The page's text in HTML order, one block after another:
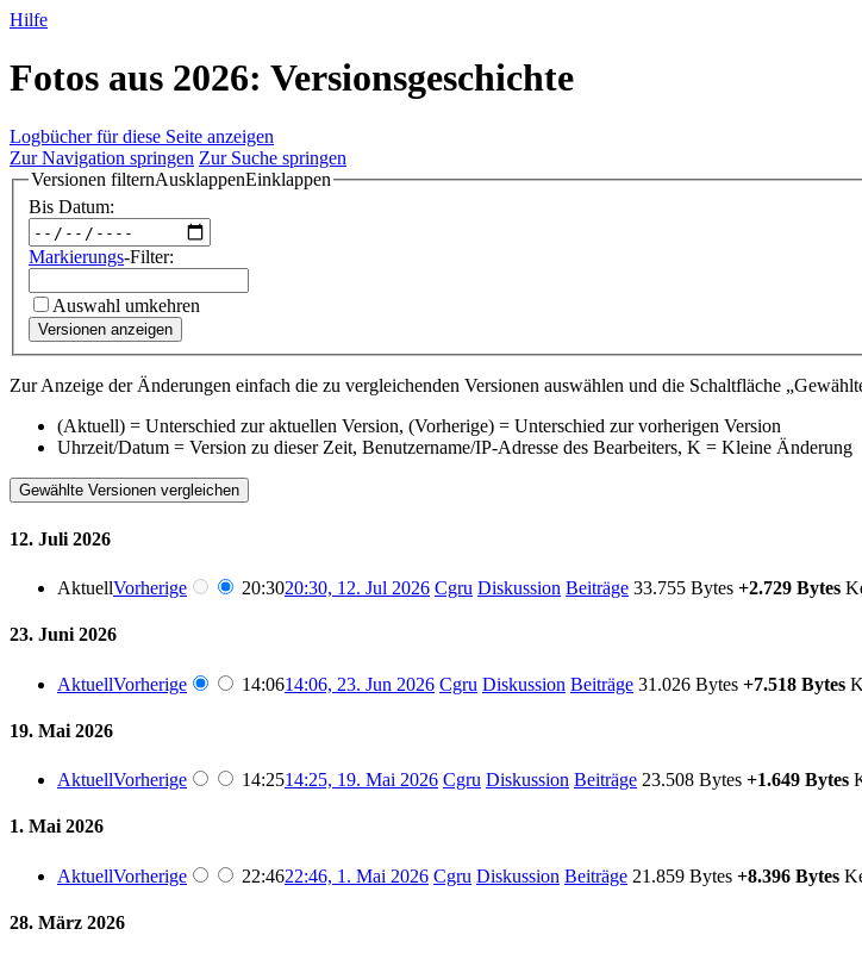
Hilfe
Fotos aus 2026: Versionsgeschichte
Logbücher für diese Seite anzeigen
Zur Navigation springen Zur Suche springen
Versionen filternAusklappenEinklappen
Bis Datum:
Markierungs-Filter:
Auswahl umkehren
Versionen anzeigen
Zur Anzeige der Änderungen einfach die zu vergleichenden Versionen auswählen und die Schaltfläche
(Aktuell) = Unterschied zur aktuellen Version, (Vorherige) = Unterschied zur vorherigen Version
Uhrzeit/Datum = Version zu dieser Zeit, Benutzername/IP-Adresse des Bearbeiters, K = Kleine Änderung
12. Juli 2026
AktuellVorherige 20:3020:30, 12. Jul 2026 Cgru Diskussion Beiträge 33.755 Bytes +2.729 Bytes
23. Juni 2026
AktuellVorherige 14:0614:06, 23. Jun 2026 Cgru Diskussion Beiträge 31.026 Bytes +7.518 Bytes
19. Mai 2026
AktuellVorherige 14:2514:25, 19. Mai 2026 Cgru Diskussion Beiträge 23.508 Bytes +1.649 Bytes
1. Mai 2026
AktuellVorherige 22:4622:46, 1. Mai 2026 Cgru Diskussion Beiträge 21.859 Bytes +8.396 Bytes
28. März 2026